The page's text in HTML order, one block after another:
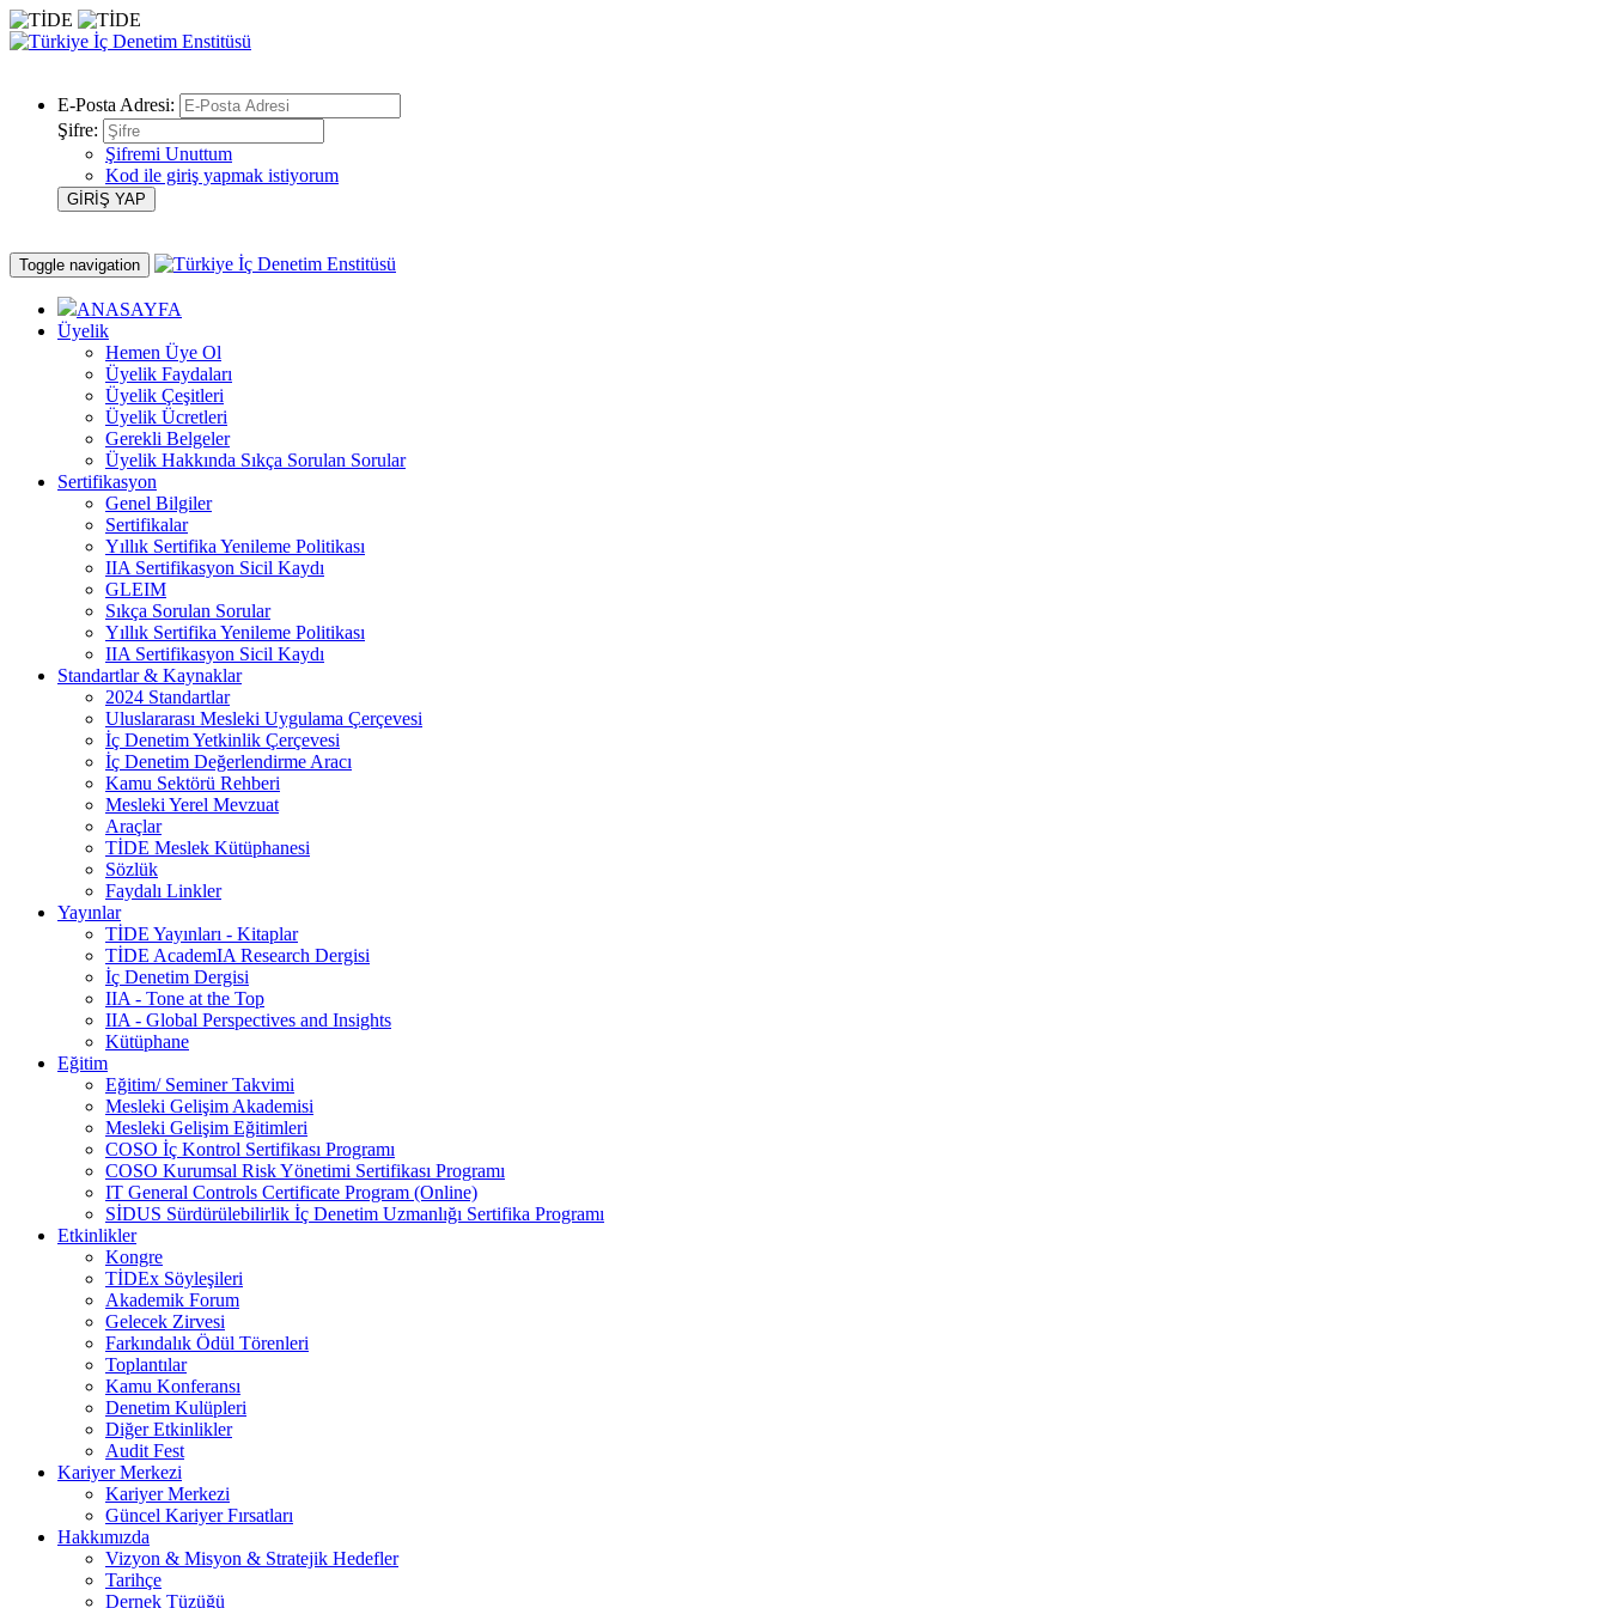
E-Posta Adresi:
Şifre:
Şifremi Unuttum
Kod ile giriş yapmak istiyorum
Toggle navigation
ANASAYFA
Üyelik
Hemen Üye Ol
Üyelik Faydaları
Üyelik Çeşitleri
Üyelik Ücretleri
Gerekli Belgeler
Üyelik Hakkında Sıkça Sorulan Sorular
Sertifikasyon
Genel Bilgiler
Sertifikalar
Yıllık Sertifika Yenileme Politikası
IIA Sertifikasyon Sicil Kaydı
GLEIM
Sıkça Sorulan Sorular
Yıllık Sertifika Yenileme Politikası
IIA Sertifikasyon Sicil Kaydı
Standartlar & Kaynaklar
2024 Standartlar
Uluslararası Mesleki Uygulama Çerçevesi
İç Denetim Yetkinlik Çerçevesi
İç Denetim Değerlendirme Aracı
Kamu Sektörü Rehberi
Mesleki Yerel Mevzuat
Araçlar
TİDE Meslek Kütüphanesi
Sözlük
Faydalı Linkler
Yayınlar
TİDE Yayınları - Kitaplar
TİDE AcademIA Research Dergisi
İç Denetim Dergisi
IIA - Tone at the Top
IIA - Global Perspectives and Insights
Kütüphane
Eğitim
Eğitim/ Seminer Takvimi
Mesleki Gelişim Akademisi
Mesleki Gelişim Eğitimleri
COSO İç Kontrol Sertifikası Programı
COSO Kurumsal Risk Yönetimi Sertifikası Programı
IT General Controls Certificate Program (Online)
SİDUS Sürdürülebilirlik İç Denetim Uzmanlığı Sertifika Programı
Etkinlikler
Kongre
TİDEx Söyleşileri
Akademik Forum
Gelecek Zirvesi
Farkındalık Ödül Törenleri
Toplantılar
Kamu Konferansı
Denetim Kulüpleri
Diğer Etkinlikler
Audit Fest
Kariyer Merkezi
Kariyer Merkezi
Güncel Kariyer Fırsatları
Hakkımızda
Vizyon & Misyon & Stratejik Hedefler
Tarihçe
Dernek Tüzüğü